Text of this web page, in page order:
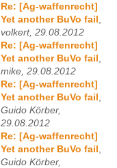
Re: [Ag-waffenrecht]
Yet another BuVo fail
volkert, 29.08.2012
Re: [Ag-waffenrecht]
Yet another BuVo fail
mike, 29.08.2012
Re: [Ag-waffenrecht]
Yet another BuVo fail
Guido Körber,
29.08.2012
Re: [Ag-waffenrecht]
Yet another BuVo fail
Guido Körber,